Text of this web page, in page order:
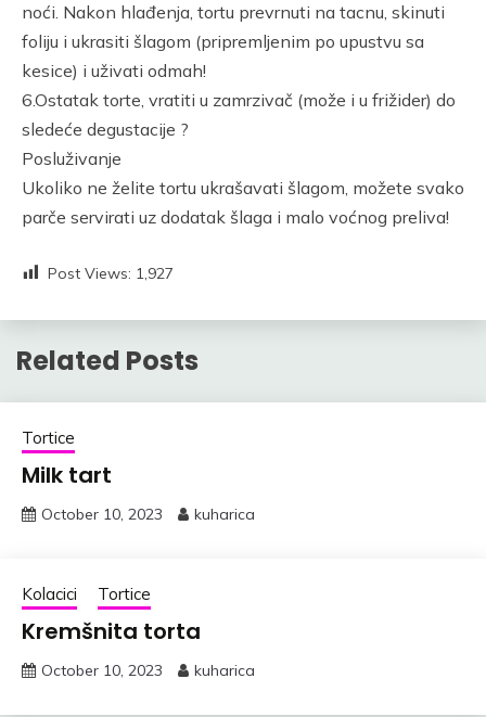
noći. Nakon hlađenja, tortu prevrnuti na tacnu, skinuti
foliju i ukrasiti šlagom (pripremljenim po upustvu sa
kesice) i uživati odmah!
6.Ostatak torte, vratiti u zamrzivač (može i u frižider) do
sledeće degustacije ?
Posluživanje
Ukoliko ne želite tortu ukrašavati šlagom, možete svako
parče servirati uz dodatak šlaga i malo voćnog preliva!
Post Views: 1,927
Related Posts
Tortice
Milk tart
October 10, 2023 kuharica
Kolacici Tortice
Kremšnita torta
October 10, 2023 kuharica